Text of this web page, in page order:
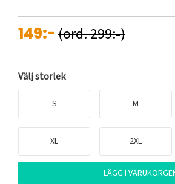
149:-(ord. 299:-)
Välj storlek
S M
XL 2XL
LÄGG I